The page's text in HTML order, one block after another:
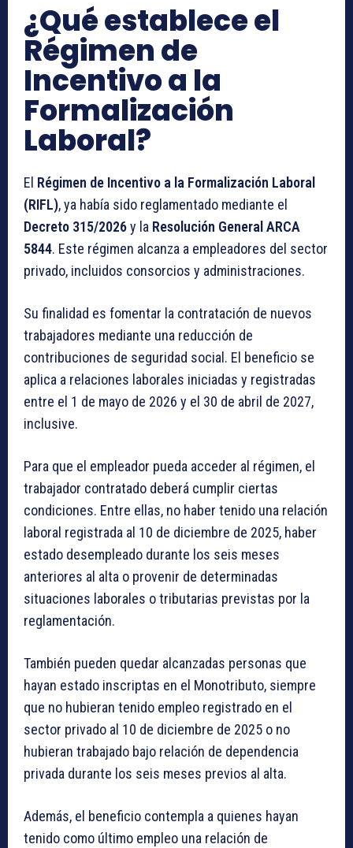
¿Qué establece el
Régimen de
Incentivo a la
Formalización
Laboral?
El Régimen de Incentivo a la Formalización Laboral
(RIFL), ya había sido reglamentado mediante el
Decreto 315/2026y la Resolución General ARCA
5844. Este régimen alcanza a empleadores del sector
privado, incluidos consorcios y administraciones.
Su finalidad es fomentar la contratación de nuevos
trabajadores mediante una reducción de
contribuciones de seguridad social. El beneficio se
aplica a relaciones laborales iniciadas y registradas
entre el 1 de mayo de 2026 y el 30 de abril de 2027,
inclusive.
Para que el empleador pueda acceder al régimen, el
trabajador contratado deberá cumplir ciertas
condiciones. Entre ellas, no haber tenido una relación
laboral registrada al 10 de diciembre de 2025, haber
estado desempleado durante los seis meses
anteriores al alta o provenir de determinadas
situaciones laborales o tributarias previstas por la
reglamentación.
También pueden quedar alcanzadas personas que
hayan estado inscriptas en el Monotributo, siempre
que no hubieran tenido empleo registrado en el
sector privado al 10 de diciembre de 2025 o no
hubieran trabajado bajo relación de dependencia
privada durante los seis meses previos al alta.
Además, el beneficio contempla a quienes hayan
tenido como último empleo una relación de